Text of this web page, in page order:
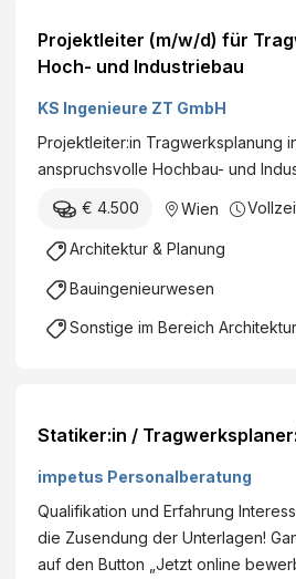
Projektleiter (m/w/d) für
Hoch- und Industriebau
KS Ingenieure ZT GmbH
Projektleiter:in Tragwerksplanung
anspruchsvolle Hochbau- und
€ 4.500 Wien
Architektur & Planung
Bauingenieurwesen
Sonstige im Bereich Architektur &
Statiker:in /
impetus Personalberatung
Qualifikation und Erfahrung
die Zusendung der Unterlagen!
auf den Button „Jetzt online